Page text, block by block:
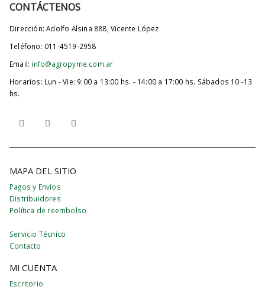
CONTÁCTENOS
Dirección: Adolfo Alsina 888, Vicente López
Teléfono: 011-4519-2958
Email: info@agropyme.com.ar
Horarios: Lun - Vie: 9:00 a 13:00 hs. - 14:00 a 17:00 hs. Sábados 10 -13
hs.
MAPA DEL SITIO
Pagos y Envíos
Distribuidores
Política de reembolso
Servicio Técnico
Contacto
MI CUENTA
Escritorio